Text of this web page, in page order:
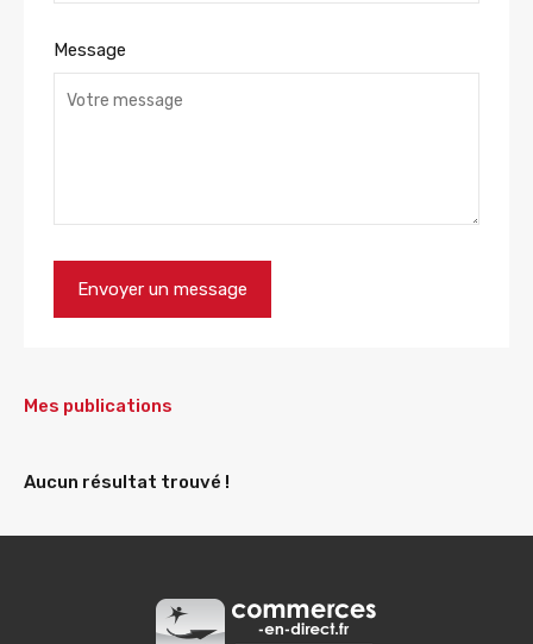
Message
Mes publications
Aucun résultat trouvé !